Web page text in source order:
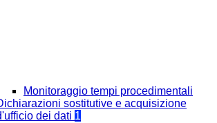
Monitoraggio tempi procedimentali
sostitutive e acquisizione
dei dati 1